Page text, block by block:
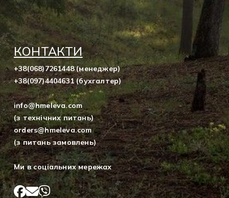
КОНТАКТИ
+38(068)7261448 (менеджер)
+38(097)4404631 (бухгалтер)
info@hmeleva.com
(з технічних питань)
orders@hmeleva.com
(з питань замовлень)
Ми в соціальних мережах